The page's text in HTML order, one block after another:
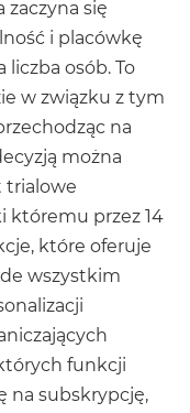
zaczyna się
i placówkę
liczba osób. To
w związku z tym
na
można
trialowe
któremu przez 14
które oferuje
wszystkim
funkcji
na subskrypcję,